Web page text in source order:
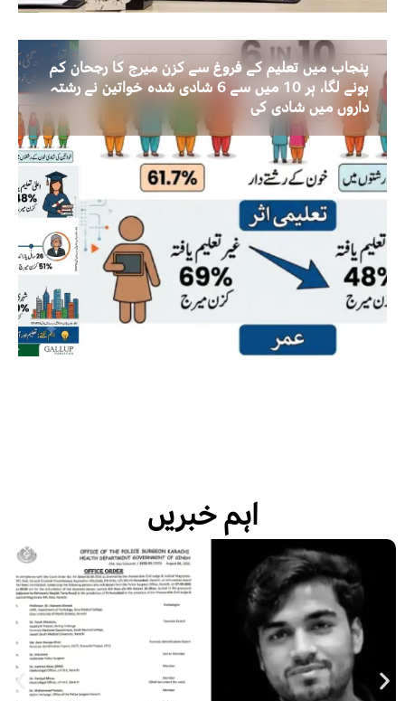
پنجاب میں تعلیم کے فروغ سے کزن میرج کا رجحان کم
ہونے لگا، ہر 10 میں سے 6 شادی شدہ خواتین نے رشتہ
داروں میں شادی کی
اہم خبریں